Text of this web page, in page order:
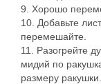
9. Хорошо
10. Добавьте
перемешайте.
11. Разогрейте
мидий по
размеру ракушки.